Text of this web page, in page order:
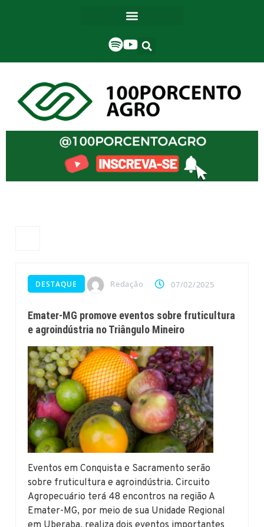
DESTAQUE Redação 07/02/2025
Emater-MG promove eventos sobre fruticultura
e agroindústria no Triângulo Mineiro
Eventos em Conquista e Sacramento serão
sobre fruticultura e agroindústria. Circuito
Agropecuário terá 48 encontros na região A
Emater-MG, por meio de sua Unidade Regional